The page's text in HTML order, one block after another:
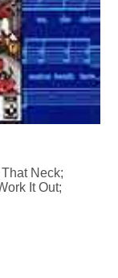
Neck;
It Out;